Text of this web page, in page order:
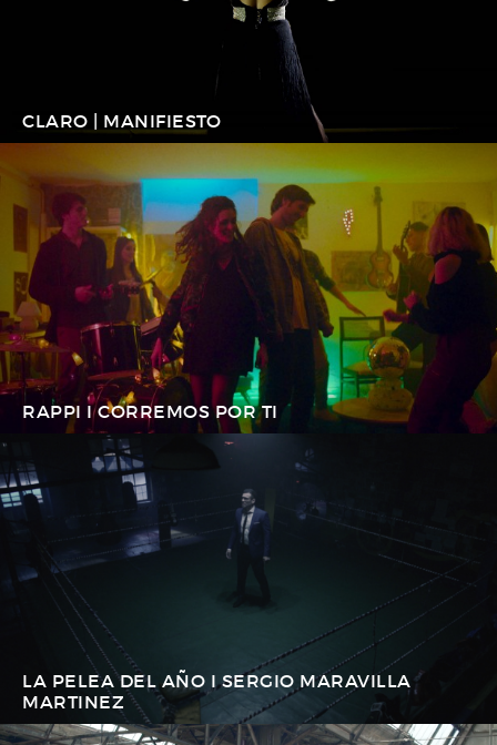
CLARO | MANIFIESTO
RAPPI I CORREMOS POR TI
LA PELEA DEL AÑO I SERGIO MARAVILLA
MARTINEZ